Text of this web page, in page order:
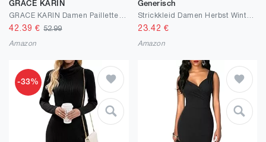
GRACE KARIN
42.39 €52.99
Amazon
Generisch
23.42 €
Amazon
-33%